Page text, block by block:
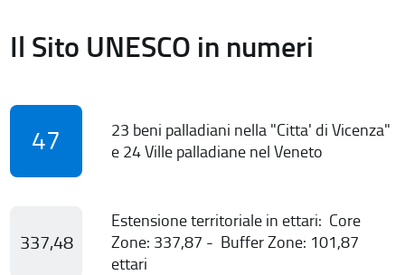
Il Sito UNESCO in numeri
47
23 beni palladiani nella "Citta' di Vicenza"
e 24 Ville palladiane nel Veneto
337,48
Estensione territoriale in ettari: Core
Zone: 337,87 - Buffer Zone: 101,87
ettari